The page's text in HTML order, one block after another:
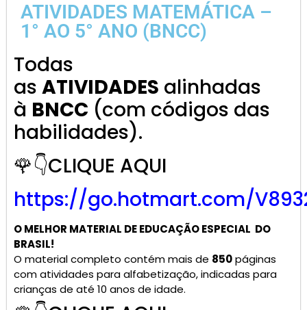
ATIVIDADES MATEMÁTICA –
1° AO 5° ANO (BNCC)
Todas
as ATIVIDADES alinhadas
à BNCC (com códigos das
habilidades).
🌹👇CLIQUE AQUI
https://go.hotmart.com/
O MELHOR MATERIAL DEEDUCAÇÃO ESPECIAL DO
BRASIL!
O material completo contém mais de 850páginas
com atividades para alfabetização, indicadas para
crianças de até 10 anos de idade.